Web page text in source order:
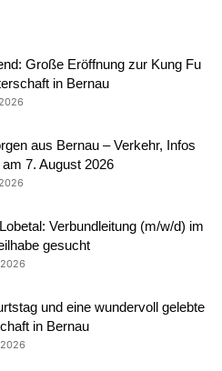
Große Eröffnung zur Kung Fu
in Bernau
aus Bernau – Verkehr, Infos
am 7. August 2026
Verbundleitung (m/w/d) im
gesucht
und eine wundervoll gelebte
in Bernau